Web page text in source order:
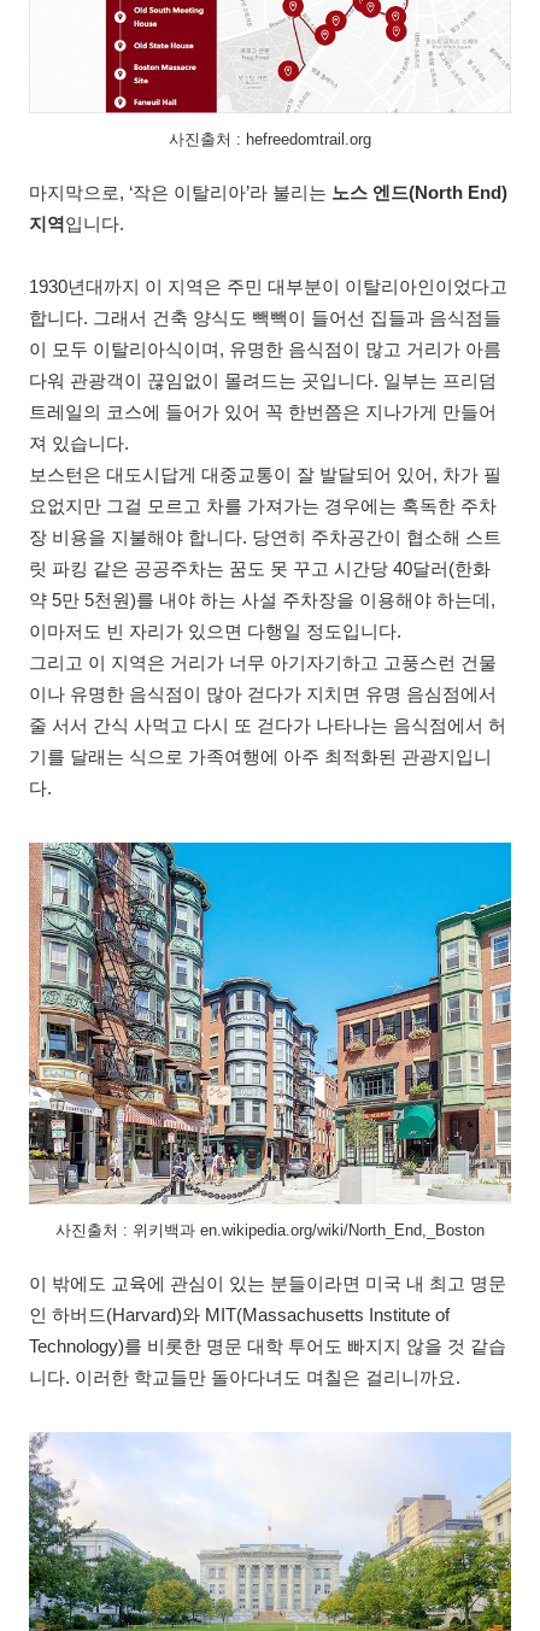
사진출처 : hefreedomtrail.org
마지막으로, ‘작은 이탈리아’라 불리는 노스 엔드(North End)
지역입니다.
1930년대까지 이 지역은 주민 대부분이 이탈리아인이었다고
합니다. 그래서 건축 양식도 빽빽이 들어선 집들과 음식점들
이 모두 이탈리아식이며, 유명한 음식점이 많고 거리가 아름
다워 관광객이 끊임없이 몰려드는 곳입니다. 일부는 프리덤
트레일의 코스에 들어가 있어 꼭 한번쯤은 지나가게 만들어
져 있습니다.
보스턴은 대도시답게 대중교통이 잘 발달되어 있어, 차가 필
요없지만 그걸 모르고 차를 가져가는 경우에는 혹독한 주차
장 비용을 지불해야 합니다. 당연히 주차공간이 협소해 스트
릿 파킹 같은 공공주차는 꿈도 못 꾸고 시간당 40달러(한화
약 5만 5천원)를 내야 하는 사설 주차장을 이용해야 하는데,
이마저도 빈 자리가 있으면 다행일 정도입니다.
그리고 이 지역은 거리가 너무 아기자기하고 고풍스런 건물
이나 유명한 음식점이 많아 걷다가 지치면 유명 음심점에서
줄 서서 간식 사먹고 다시 또 걷다가 나타나는 음식점에서 허
기를 달래는 식으로 가족여행에 아주 최적화된 관광지입니
다.
사진출처 : 위키백과 en.wikipedia.org/wiki/North_End,_Boston
이 밖에도 교육에 관심이 있는 분들이라면 미국 내 최고 명문
인 하버드(Harvard)와 MIT(Massachusetts Institute of
Technology)를 비롯한 명문 대학 투어도 빠지지 않을 것 같습
니다. 이러한 학교들만 돌아다녀도 며칠은 걸리니까요.